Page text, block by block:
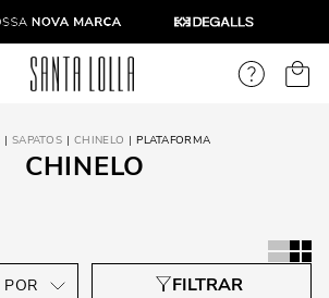
SAPATOS CHINELO PLATAFORMA
CHINELO